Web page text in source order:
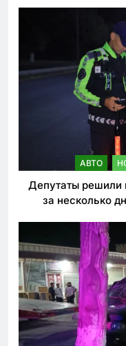
АВТО
Депутаты решили
за несколько